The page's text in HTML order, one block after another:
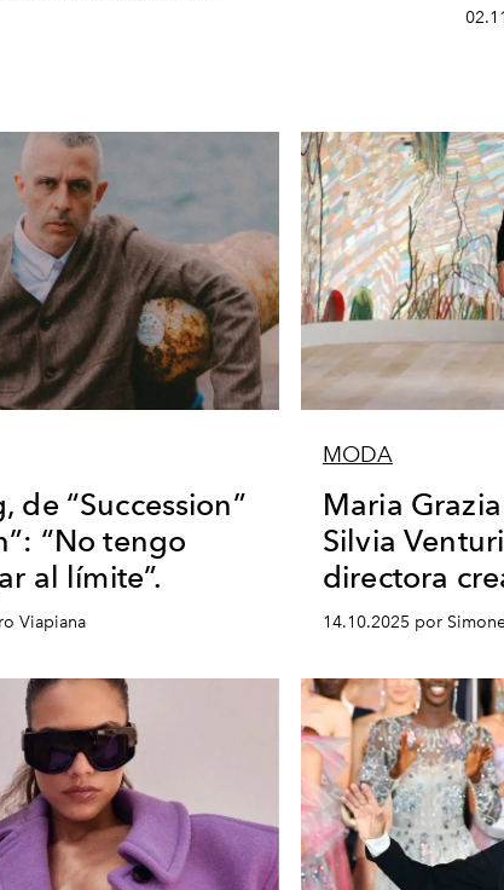
de “Succession”
“No tengo
al límite”.
Viapiana
MODA
Maria
Silvia
directora
14.10.2025 por